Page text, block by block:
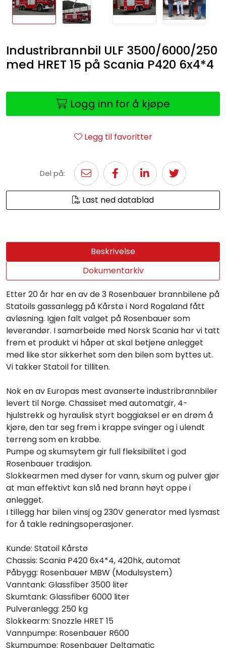
Industribrannbil ULF 3500/6000/250
med HRET 15 på Scania P420 6x4*4
Logg inn for å kjøpe
Legg til favoritter
Del på:
Last ned datablad
Beskrivelse
Dokumentarkiv
Etter 20 år har en av de 3 Rosenbauer brannbilene på
Statoils gassanlegg på Kårstø i Nord Rogaland fått
avløsning. Igjen falt valget på Rosenbauer som
leverandør. I samarbeide med Norsk Scania har vi tatt
frem et produkt vi håper at skal betjene anlegget
med like stor sikkerhet som den bilen som byttes ut.
Vi takker Statoil for tilliten.
Nok en av Europas mest avanserte industribrannbiler
levert til Norge. Chassiset med automatgir, 4-
hjulstrekk og hyraulisk styrt boggiaksel er en drøm å
kjøre, den tar seg frem i krappe svinger og i ulendt
terreng som en krabbe.
Pumpe og skumsytem gir full fleksibilitet i god
Rosenbauer tradisjon.
Slokkearmen med dyser for vann, skum og pulver gjør
at man effektivt kan slå ned brann høyt oppe i
anlegget.
I tillegg har bilen vinsj og 230V generator med lysmast
for å takle redningsoperasjoner.
Kunde: Statoil Kårstø
Chassis: Scania P420 6x4*4, 420hk, automat
Påbygg: Rosenbauer MBW (Modulsystem)
Vanntank: Glassfiber 3500 liter
Skumtank: Glassfiber 6000 liter
Pulveranlegg: 250 kg
Slokkearm: Snozzle HRET 15
Vannpumpe: Rosenbauer R600
Skumpumpe: Rosenbauer Deltamatic